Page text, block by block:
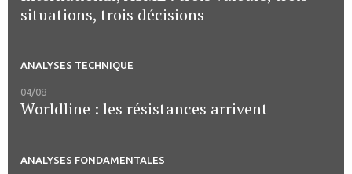
situations, trois décisions
ANALYSES TECHNIQUE
04/08
Worldline : les résistances arrivent
ANALYSES FONDAMENTALES